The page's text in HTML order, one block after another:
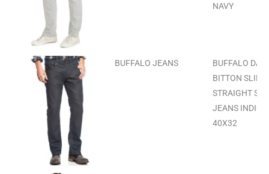
NAVY
BUFFALO JEANS
BUFFALO
BITTON SLIM-
STRAIGHT
JEANS INDIGO
40X32